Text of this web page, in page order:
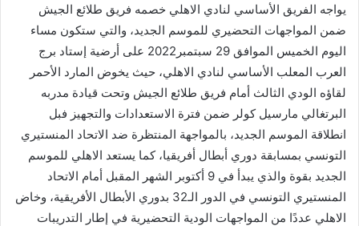
يواجه الفريق الأساسي لنادي الاهلي خصمه فريق طلائع الجيش
ضمن المواجهات التحضيري للموسم الجديد، والتي ستكون مساء
اليوم الخميس الموافق 29 سبتمبر2022 على أرضية إستاد برج
العرب المعلب الأساسي لنادي الاهلي، حيث يخوض المارد الأحمر
لقاؤه الودي الثالث أمام فريق طلائع الجيش وتحت قيادة مدربه
البرتغالي مارسيل كولر ضمن فترة الاستعدادات والتجهيز فبل
انطلاقة الموسم الجديد، بالمواجهة المنتظرة ضد الاتحاد المنستيري
التونسي بمسابقة دوري أبطال أفريقيا، كما يستعد الاهلي للموسم
الجديد بقوة والذي يبدأ في 9 أكتوبر الشهر المقبل أمام الاتحاد
المنستيري التونسي في الدور الـ32 بدوري الأبطال الأفريقية، وخاض
الاهلي عددًا من المواجهات الودية التحضيرية في إطار التدريبات